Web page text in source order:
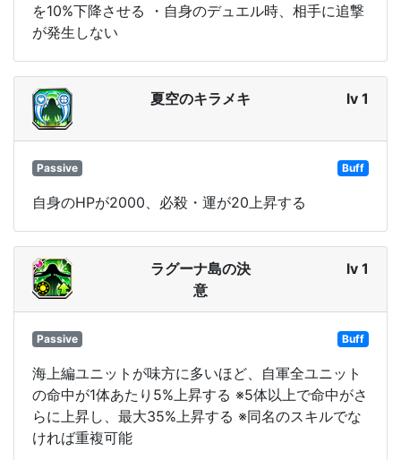
を10%下降させる ・自身のデュエル時、相手に追撃
が発生しない
夏空のキラメキ lv 1
Passive Buff
自身のHPが2000、必殺・運が20上昇する
ラグーナ島の決
意
lv 1
Passive Buff
海上編ユニットが味方に多いほど、自軍全ユニット
の命中が1体あたり5%上昇する ※5体以上で命中がさ
らに上昇し、最大35%上昇する ※同名のスキルでな
ければ重複可能